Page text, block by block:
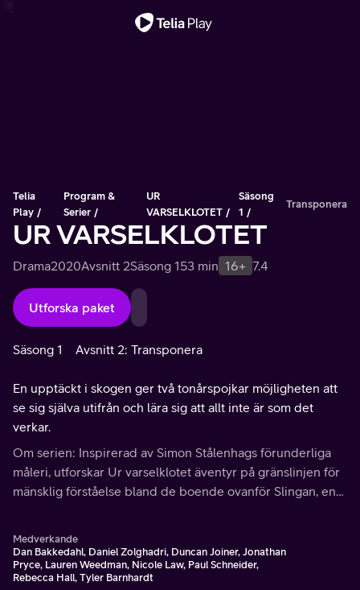
Telia
Play
Program &
Serier
UR
VARSELKLOTET
Säsong
1
Transponera
UR VARSELKLOTET
Drama2020Avsnitt 2Säsong 153 min 16+ 7.4
Utforska paket
Säsong 1 Avsnitt 2: Transponera
En upptäckt i skogen ger två tonårspojkar möjligheten att
se sig själva utifrån och lära sig att allt inte är som det
verkar.
Om serien: Inspirerad av Simon Stålenhags förunderliga
måleri, utforskar Ur varselklotet äventyr på gränslinjen för
mänsklig förståelse bland de boende ovanför Slingan, en
Medverkande
Dan Bakkedahl, Daniel Zolghadri, Duncan Joiner, Jonathan
Pryce, Lauren Weedman, Nicole Law, Paul Schneider,
Rebecca Hall, Tyler Barnhardt